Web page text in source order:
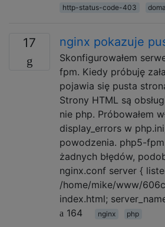
http-status-code-403
17 nginx pokazuje
Skonfigurowałem
fpm. Kiedy próbuję
pojawia się pusta
Strony HTML są
nie php. Próbowałem
display_errors w
powodzenia. php5-
żadnych błędów,
nginx.conf server {
/home/mike/www/
index.html;
164
nginx php